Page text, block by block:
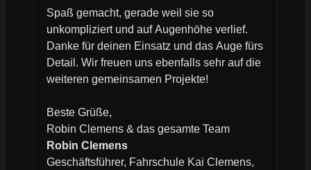
Spaß gemacht, gerade weil sie so
unkompliziert und auf Augenhöhe verlief.
Danke für deinen Einsatz und das Auge fürs
Detail. Wir freuen uns ebenfalls sehr auf die
weiteren gemeinsamen Projekte!
Beste Grüße,
Robin Clemens & das gesamte Team
Robin Clemens
Geschäftsführer, Fahrschule Kai Clemens,